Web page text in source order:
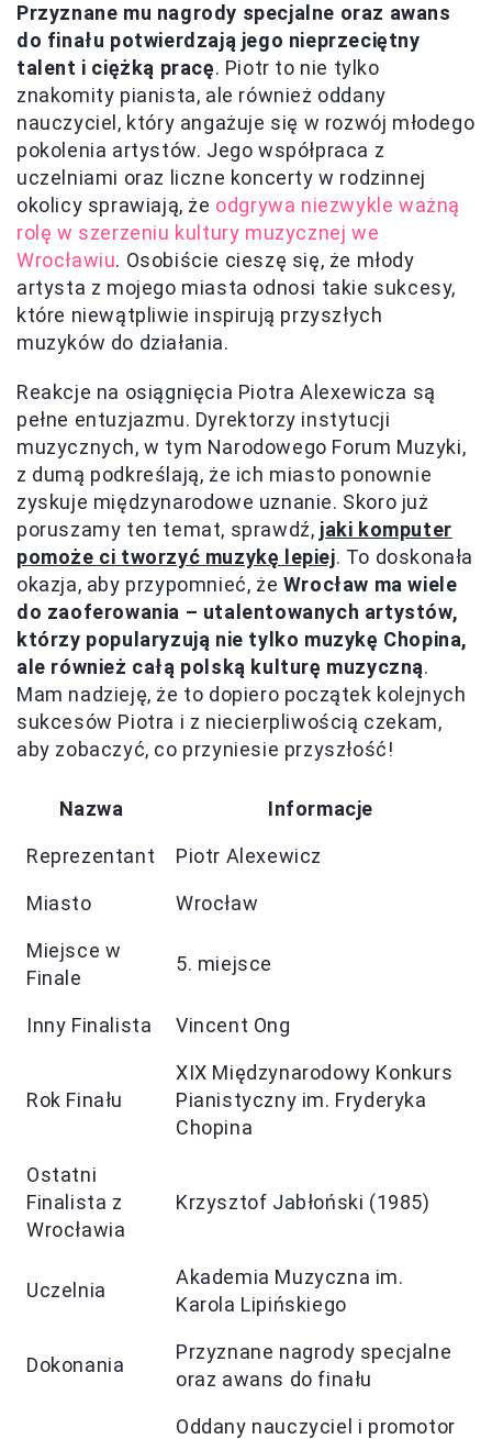
Przyznane mu nagrody specjalne oraz awans
do finału potwierdzają jego nieprzeciętny
talent i ciężką pracę. Piotr to nie tylko
znakomity pianista, ale również oddany
nauczyciel, który angażuje się w rozwój młodego
pokolenia artystów. Jego współpraca z
uczelniami oraz liczne koncerty w rodzinnej
okolicy sprawiają, że odgrywa niezwykle ważną
rolę w szerzeniu kultury muzycznej we
Wrocławiu. Osobiście cieszę się, że młody
artysta z mojego miasta odnosi takie sukcesy,
które niewątpliwie inspirują przyszłych
muzyków do działania.
Reakcje na osiągnięcia Piotra Alexewicza są
pełne entuzjazmu. Dyrektorzy instytucji
muzycznych, w tym Narodowego Forum Muzyki,
z dumą podkreślają, że ich miasto ponownie
zyskuje międzynarodowe uznanie. Skoro już
poruszamy ten temat, sprawdź, jaki komputer
pomoże ci tworzyć muzykę lepiej. To doskonała
okazja, aby przypomnieć, że Wrocław ma wiele
do zaoferowania – utalentowanych artystów,
którzy popularyzują nie tylko muzykę Chopina,
ale również całą polską kulturę muzyczną.
Mam nadzieję, że to dopiero początek kolejnych
sukcesów Piotra i z niecierpliwością czekam,
aby zobaczyć, co przyniesie przyszłość!
Nazwa Informacje
Reprezentant Piotr Alexewicz
Miasto Wrocław
Miejsce w
Finale
5. miejsce
Inny Finalista Vincent Ong
Rok Finału
XIX Międzynarodowy Konkurs
Pianistyczny im. Fryderyka
Chopina
Ostatni
Finalista z
Wrocławia
Krzysztof Jabłoński (1985)
Uczelnia
Akademia Muzyczna im.
Karola Lipińskiego
Dokonania
Przyznane nagrody specjalne
oraz awans do finału
Oddany nauczyciel i promotor